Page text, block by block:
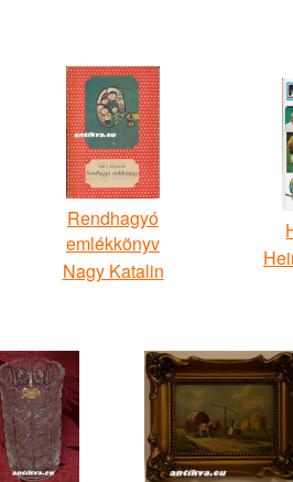
Rendhagyó
emlékkönyv
Nagy Katalin